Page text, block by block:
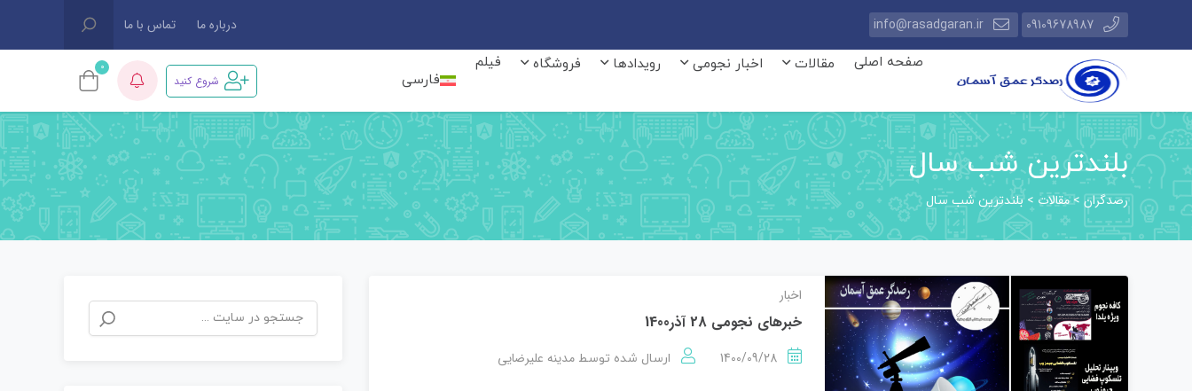
09109678987
info@rasadgaran.ir درباره ما تماس با ما
صفحه اصلی مقالات اخبار نجومی رویدادها فروشگاه
فیلم
فارسی
شروع کنید
0
بلندترین شب سال
رصدگران >مقالات >بلندترین شب سال
اخبار
خبرهای نجومی 28 آذر1400
1400/09/28 ارسال شده توسط مدینه علیرضایی